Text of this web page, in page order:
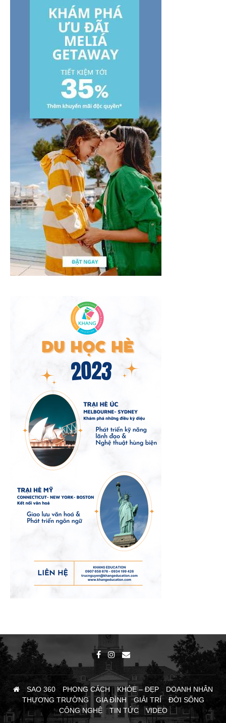
SAO 360 PHONG CÁCH KHỎE – ĐẸP
DOANH NHÂN
THƯƠNG TRƯỜNG
GIA ĐÌNH GIẢI TRÍ
ĐỜI SỐNG
CÔNG NGHỆ
TIN TỨC
VIDEO